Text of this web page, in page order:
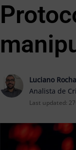
Luciano Rocha
Analista de
Last updated: